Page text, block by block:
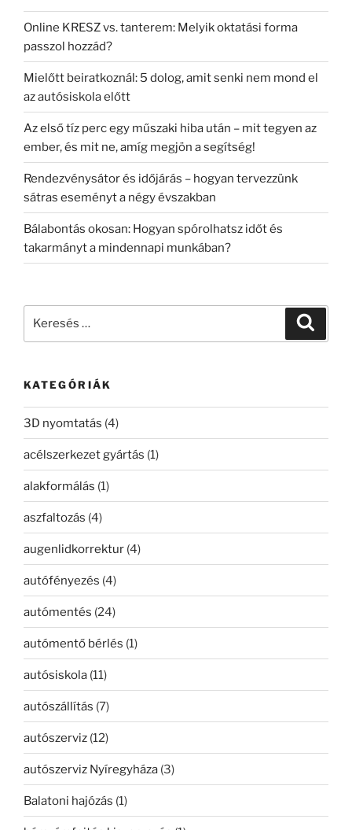
Online KRESZ vs. tanterem: Melyik oktatási forma
passzol hozzád?
Mielőtt beiratkoznál: 5 dolog, amit senki nem mond el
az autósiskola előtt
Az első tíz perc egy műszaki hiba után – mit tegyen az
ember, és mit ne, amíg megjön a segítség!
Rendezvénysátor és időjárás – hogyan tervezzünk
sátras eseményt a négy évszakban
Bálabontás okosan: Hogyan spórolhatsz időt és
takarmányt a mindennapi munkában?
KATEGÓRIÁK
3D nyomtatás (4)
acélszerkezet gyártás (1)
alakformálás (1)
aszfaltozás (4)
augenlidkorrektur (4)
autófényezés (4)
autómentés (24)
autómentő bérlés (1)
autósiskola (11)
autószállítás (7)
autószerviz (12)
autószerviz Nyíregyháza (3)
Balatoni hajózás (1)